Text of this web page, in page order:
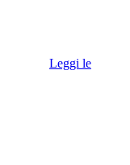
Leggi le